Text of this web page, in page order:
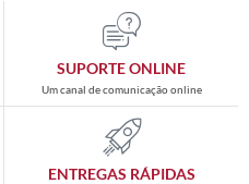
SUPORTE ONLINE
Um canal de comunicação online
ENTREGAS RÁPIDAS